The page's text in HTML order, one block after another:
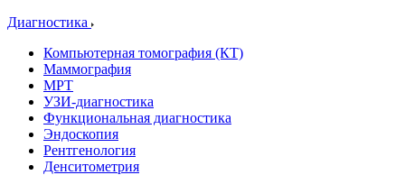
Диагностика
Компьютерная томография (КТ)
Маммография
МРТ
УЗИ-диагностика
Функциональная диагностика
Эндоскопия
Рентгенология
Денситометрия